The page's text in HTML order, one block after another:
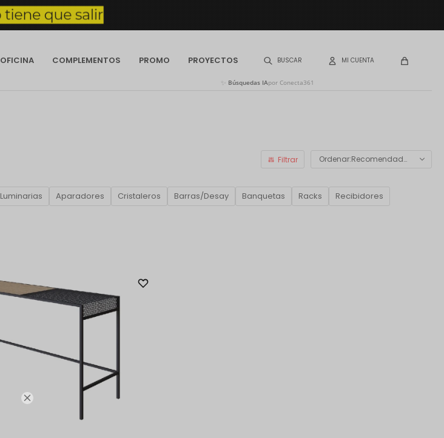

OFICINA COMPLEMENTOS PROMO PROYECTOS
Búsquedas IApor Conecta361
Recomendados
Luminarias Aparadores Cristaleros Barras/Desay Banquetas Racks
Recibidores